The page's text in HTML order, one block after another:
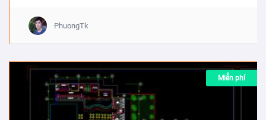
PhuongTk
Miễn phí